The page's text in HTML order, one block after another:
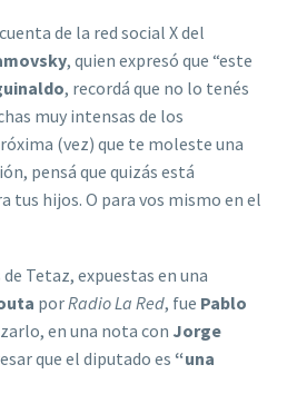
de la red social X del
, quien expresó que “este
, recordá que no lo tenés
muy intensas de los
(vez) que te moleste una
pensá que quizás está
tus hijos. O para vos mismo en el
Tetaz, expuestas en una
porRadio La Red, fue Pablo
en una nota con Jorge
que el diputado es “una